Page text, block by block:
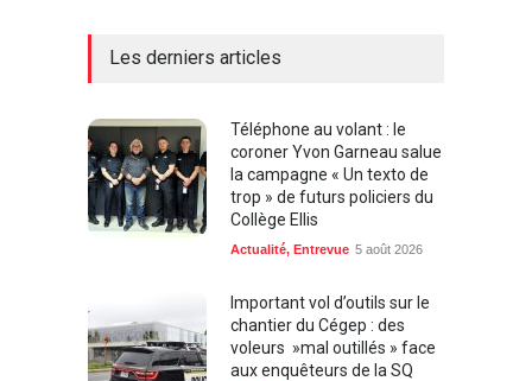
Les derniers articles
Téléphone au volant : le
coroner Yvon Garneau salue
la campagne « Un texto de
trop » de futurs policiers du
Collège Ellis
Actualité, Entrevue 5 août 2026
Important vol d’outils sur le
chantier du Cégep : des
voleurs »mal outillés » face
aux enquêteurs de la SQ